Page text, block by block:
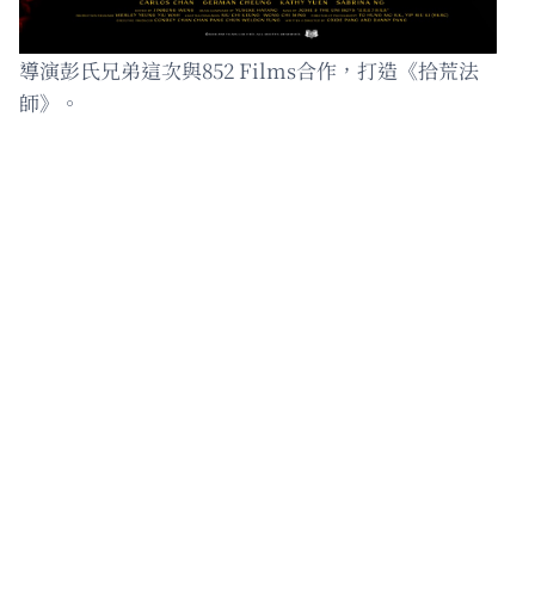
導演彭氏兄弟這次與852 Films合作，打造《拾荒法
師》。